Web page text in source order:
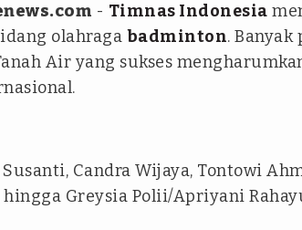
- Timnas Indonesia
olahraga badminton.
Air yang sukses
Candra Wijaya, Tontowi
Greysia Polii/Apriyani